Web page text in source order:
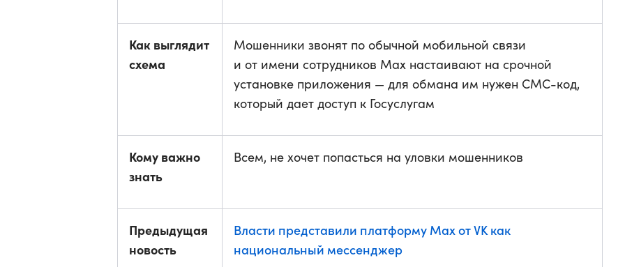
Как выглядит
схема
Мошенники звонят по обычной мобильной связи
и от имени сотрудников Max настаивают на срочной
установке приложения — для обмана им нужен СМС-код,
который дает доступ к Госуслугам
Кому важно
знать
Всем, не хочет попасться на уловки мошенников
Предыдущая
новость
Власти представили платформу Max от VK как
национальный мессенджер